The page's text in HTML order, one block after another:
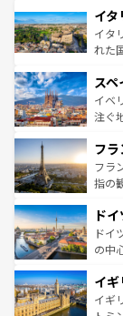
イタ
イタ
れた
ろん
景な
ピザ
ませ
なお
しい
スペ
イベ
注ぐ
文化
れる
る。
の城
せる
フラ
フラ
指の
で、
聖堂
から
いる
香り
ドイ
ドイ
の中
顔を
ルリ
イギ
イギ